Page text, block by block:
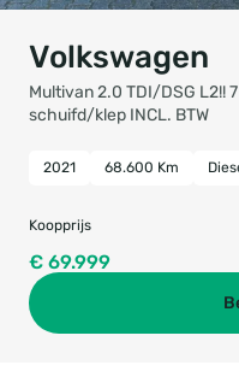
Volkswagen
Multivan 2.0 TDI/DSG L2!!
schuifd/klep INCL. BTW
2021 68.600 Km
Koopprijs
€ 69.999